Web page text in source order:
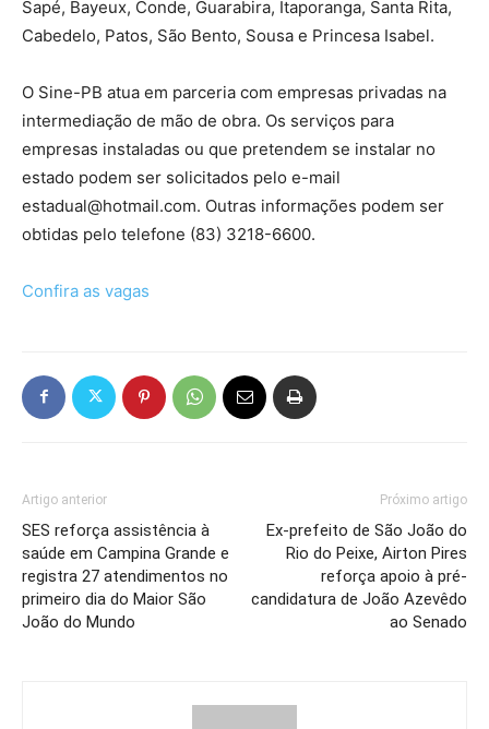
Sapé, Bayeux, Conde, Guarabira, Itaporanga, Santa Rita,
Cabedelo, Patos, São Bento, Sousa e Princesa Isabel.
O Sine-PB atua em parceria com empresas privadas na
intermediação de mão de obra. Os serviços para
empresas instaladas ou que pretendem se instalar no
estado podem ser solicitados pelo e-mail
estadual@hotmail.com. Outras informações podem ser
obtidas pelo telefone (83) 3218-6600.
Confira as vagas
Artigo anterior
SES reforça assistência à
saúde em Campina Grande e
registra 27 atendimentos no
primeiro dia do Maior São
João do Mundo
Próximo artigo
Ex-prefeito de São João do
Rio do Peixe, Airton Pires
reforça apoio à pré-
candidatura de João Azevêdo
ao Senado